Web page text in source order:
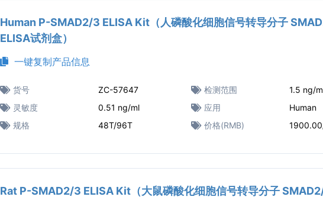
Human P-SMAD2/3 ELISA Kit（人磷酸化细胞信号转导分子
ELISA试剂盒）
一键复制产品信息
货号 ZC-57647 检测范围
1.5 ng/
灵敏度
0.51 ng/ml 应用
Human
规格
48T/96T 价格(RMB)
Rat P-SMAD2/3 ELISA Kit（大鼠磷酸化细胞信号转导分子